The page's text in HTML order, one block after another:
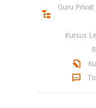
Guru
Kursus